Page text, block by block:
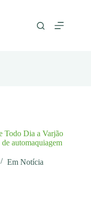
Todo Dia a Varjão
automaquiagem
Em Notícia